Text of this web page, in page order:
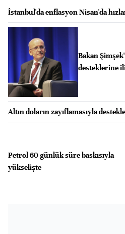
İstanbul'da enflasyon Nisan'da
Bakan
desteklerine
Altın doların zayıflamasıyla
Petrol 60 günlük süre baskısıyla
yükselişte